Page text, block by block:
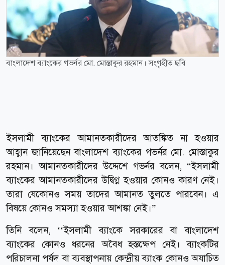
বাংলাদেশ ব্যাংকের গভর্নর মো. মোস্তাকুর রহমান। সংগৃহীত ছবি
ইসলামী ব্যাংকের আমানতকারীদের আতঙ্কিত না হওয়ার
আহ্বান জানিয়েছেন বাংলাদেশ ব্যাংকের গভর্নর মো. মোস্তাকুর
রহমান। আমানতকারীদের উদ্দেশে গভর্নর বলেন, “ইসলামী
ব্যাংকের আমানতকারীদের উদ্বিগ্ন হওয়ার কোনও কারণ নেই।
তারা যেকোনও সময় তাদের আমানত তুলতে পারবেন। এ
বিষয়ে কোনও সমস্যা হওয়ার আশঙ্কা নেই।”
তিনি বলেন, ‘‘ইসলামী ব্যাংকে সরকারের বা বাংলাদেশ
ব্যাংকের কোনও ধরনের অবৈধ হস্তক্ষেপ নেই। ব্যাংকটির
পরিচালনা পর্ষদ বা ব্যবস্থাপনায় কেন্দ্রীয় ব্যাংক কোনও অযাচিত